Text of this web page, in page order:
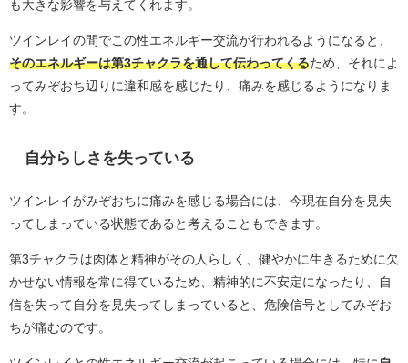
も大きな影響を与えてくれます。
ツインレイの間でこの性エネルギー交流が行われるようになると、
そのエネルギーは第3チャクラを通して伝わってくるため、それによ
ってみぞおち辺りに違和感を感じたり、痛みを感じるようになりま
す。
自分らしさを失っている
ツインレイがみぞおちに痛みを感じる場合には、今現在自分を見失
ってしまっている状態であると考えることもできます。
第3チャクラは肉体と精神がその人らしく、健やかに生きるために欠
かせない情報を常に得ているため、精神的に不安定になったり、自
信を失って自分を見失ってしまっていると、危険信号としてみぞお
ちが痛むのです。